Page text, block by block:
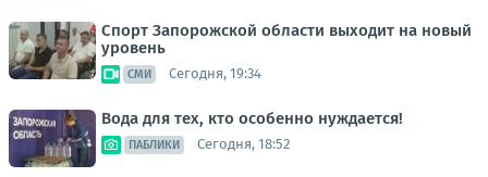
Спорт Запорожской области выходит на новый
уровень
СМИ Сегодня, 19:34
Вода для тех, кто особенно нуждается!
ПАБЛИКИ Сегодня, 18:52